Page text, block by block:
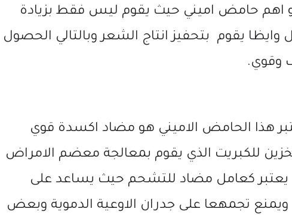
اهم حامض اميني حيث يقوم ليس فقط بزيادة
وايظا يقوم بتحفيز انتاج الشعر وبالتالي الحصول
وقوي.
هذا الحامض الاميني هو مضاد اكسدة قوي
للكبريت الذي يقوم بمعالجة معضم الامراض
يعتبر كعامل مضاد للتشحم حيث يساعد على
تجمهعا على جدران الاوعية الدموية وبعض